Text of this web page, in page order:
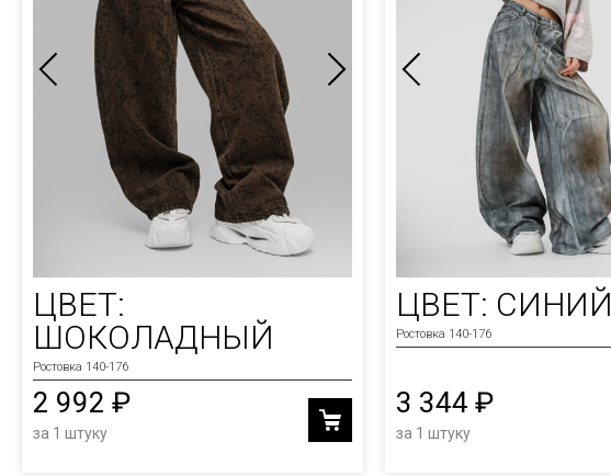
ЦВЕТ:
ШОКОЛАДНЫЙ
Ростовка 140-176
2 992 ₽
за 1 штуку
ЦВЕТ: СИНИЙ
Ростовка 140-176
3 344 ₽
за 1 штуку